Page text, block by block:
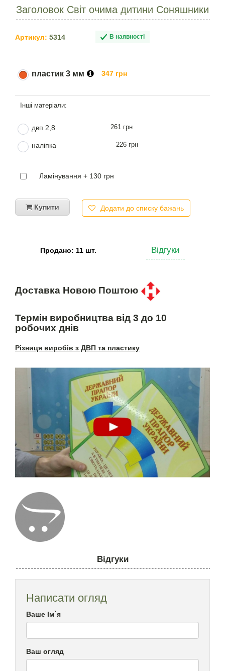
Заголовок Світ очима дитини Соняшники
Артикул: 5314 В наявності
пластик 3 мм 347 грн
двп 2,8 261 грн
наліпка 226 грн
Ламінування + 130 грн
Купити Додати до списку бажань
Продано: 11 шт. Відгуки
Доставка Новою Поштою
Термін виробництва від 3 до 10
робочих днів
Різниця виробів з ДВП та пластику
Відгуки
Написати огляд
Ваше Ім`я
Ваш огляд